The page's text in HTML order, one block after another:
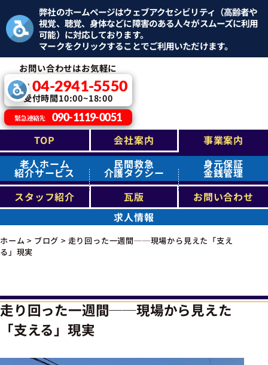
弊社のホームページはウェブアクセシビリティ（高齢者や
視覚、聴覚、身体などに障害のある人々がスムーズに利用
可能）に対応しております。
マークをクリックすることでご利用いただけます。
お問い合わせはお気軽に
TEL：04-2941-5550
受付時間10:00~18:00
緊急連絡先 090-1119-0051
TOP 会社案内
事業案内
老人ホーム
紹介サービス
民間救急
介護タクシー
身元保証
金銭管理
スタッフ紹介
瓦版
お問い合わせ
求人情報
ホーム > ブログ > 走り回った一週間──現場から見えた「支え
る」現実
走り回った一週間──現場から見えた
「支える」現実